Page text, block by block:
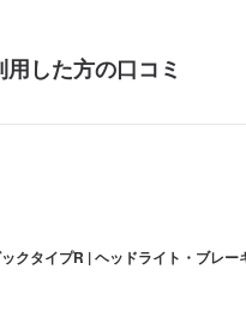
した方の口コミ
クタイプR | ヘッドライト・ブレー